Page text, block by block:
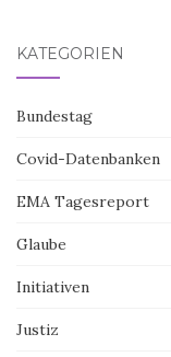
KATEGORIEN
Bundestag
Covid-Datenbanken
EMA Tagesreport
Glaube
Initiativen
Justiz